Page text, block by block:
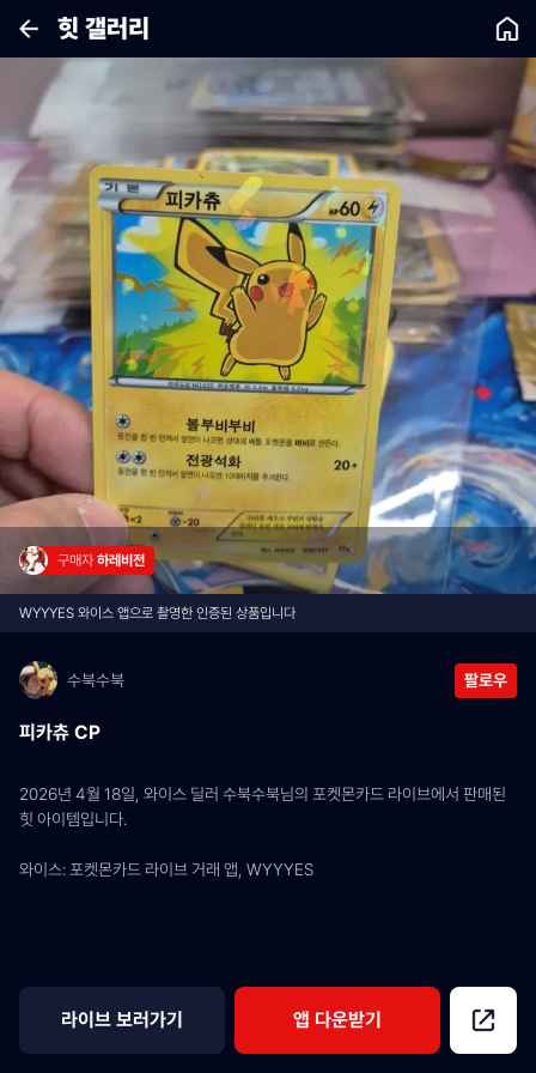
힛 갤러리
구매자 하레비전
WYYYES 와이스 앱으로 촬영한 인증된 상품입니다
수북수북 팔로우
피카츄 CP
2026년 4월 18일, 와이스 딜러 수북수북님의 포켓몬카드 라이브에서 판매된
힛 아이템입니다.
와이스: 포켓몬카드 라이브 거래 앱, WYYYES
라이브 보러가기 앱 다운받기